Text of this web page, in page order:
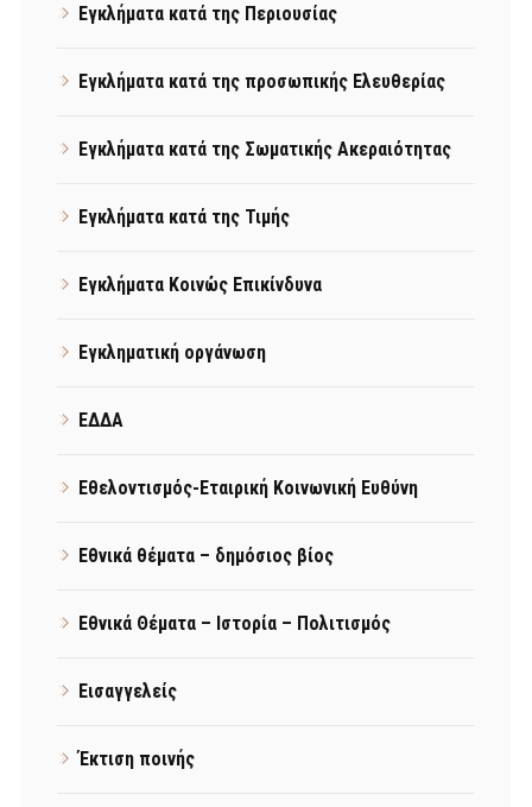
Εγκλήματα κατά της Περιουσίας
Εγκλήματα κατά της προσωπικής Ελευθερίας
Εγκλήματα κατά της Σωματικής Ακεραιότητας
Εγκλήματα κατά της Τιμής
Εγκλήματα Κοινώς Επικίνδυνα
Εγκληματική οργάνωση
ΕΔΔΑ
Εθελοντισμός-Εταιρική Κοινωνική Ευθύνη
Εθνικά θέματα – δημόσιος βίος
Εθνικά Θέματα – Ιστορία – Πολιτισμός
Εισαγγελείς
Έκτιση ποινής